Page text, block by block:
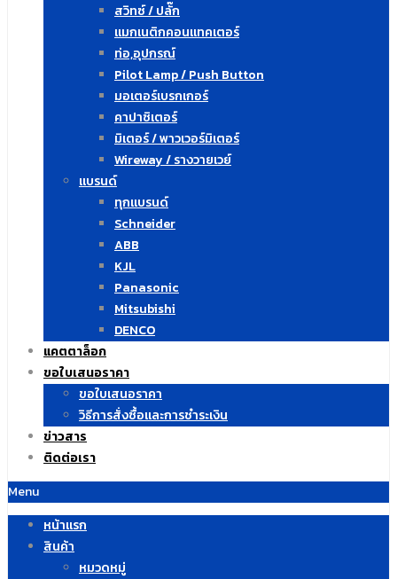
สวิทซ์ / ปลั๊ก
แมกเนติกคอนแทคเตอร์
ท่อ,อุปกรณ์
Pilot Lamp / Push Button
มอเตอร์เบรกเกอร์
คาปาซิเตอร์
มิเตอร์ / พาวเวอร์มิเตอร์
Wireway / รางวายเวย์
แบรนด์
ทุกแบรนด์
Schneider
ABB
KJL
Panasonic
Mitsubishi
DENCO
แคตตาล็อก
ขอใบเสนอราคา
ขอใบเสนอราคา
วิธีการสั่งซื้อและการชำระเงิน
ข่าวสาร
ติดต่อเรา
Menu
หน้าแรก
สินค้า
หมวดหมู่